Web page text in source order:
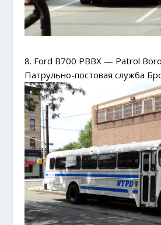
8. Ford B700 PBBX — Patrol
Патрульно-постовая служба